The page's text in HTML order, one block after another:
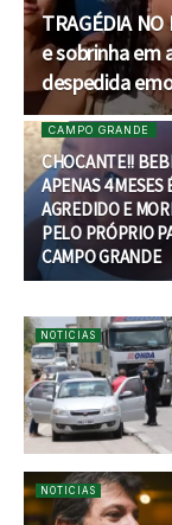
TRAGÉDIA
e sobrinha em
despedida
CAMPO GRANDE
CHOCANTE!!
APENAS 4 MESES
AGREDIDO E
PELO PRÓPRIO
CAMPO GRANDE
NOTICIAS
NOTICIAS